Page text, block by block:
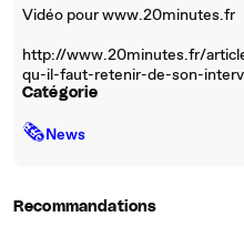
Vidéo pour www.20minutes.fr
http://www.20minutes.fr/
qu-il-faut-retenir-de-son-
Catégorie
🗞News
Recommandations